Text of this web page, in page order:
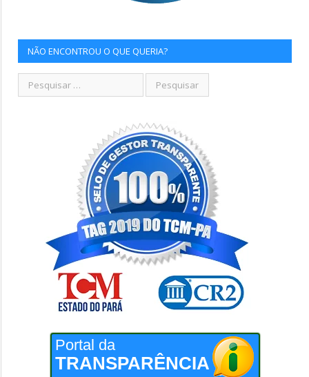
NÃO ENCONTROU O QUE QUERIA?
Portal da
TRANSPARÊNCIA